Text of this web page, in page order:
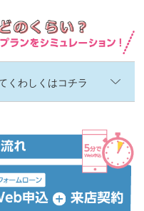
くわしくはコチラ